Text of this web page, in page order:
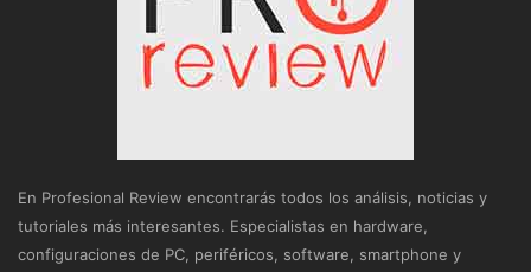
En Profesional Review encontrarás todos los análisis, noticias y
tutoriales más interesantes. Especialistas en hardware,
configuraciones de PC, periféricos, software, smartphone y